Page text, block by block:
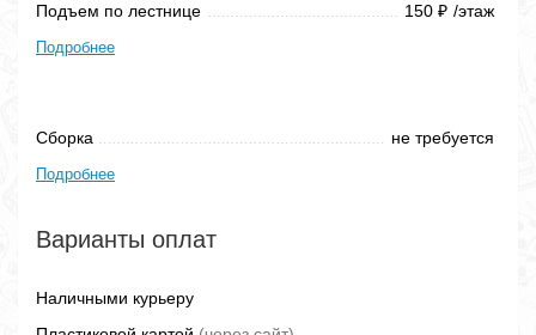
Подъем по лестнице 150 ₽ /этаж
Подробнее
Сборка не требуется
Подробнее
Варианты оплат
Наличными курьеру